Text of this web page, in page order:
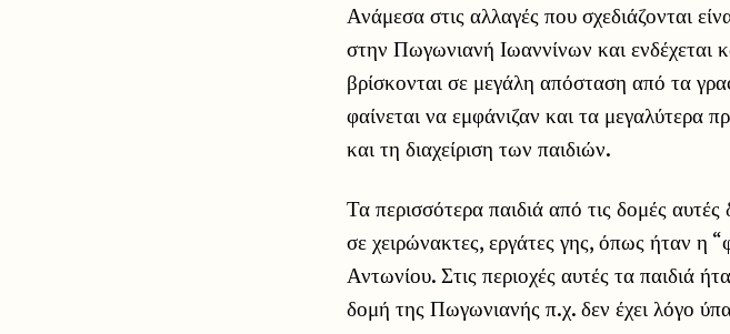
Ανάμεσα στις αλλαγές που σχεδιάζονται
στην Πωγωνιανή Ιωαννίνων και ενδέχεται
βρίσκονται σε μεγάλη απόσταση από τα
φαίνεται να εμφάνιζαν και τα
και τη διαχείριση των παιδιών.
Τα περισσότερα παιδιά από τις δομές
σε χειρώνακτες, εργάτες γης, όπως ήταν η
Αντωνίου. Στις περιοχές αυτές τα παιδιά
δομή της Πωγωνιανής π.χ. δεν έχει λόγο